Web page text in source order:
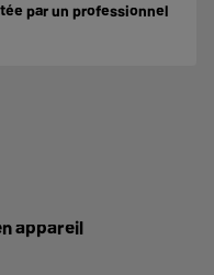
par un professionnel
appareil